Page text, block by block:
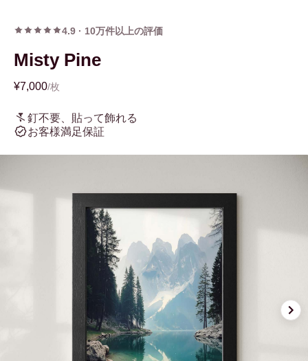
4.9 · 10万件以上の評価
Misty Pine
¥7,000/枚
釘不要、貼って飾れる
お客様満足保証